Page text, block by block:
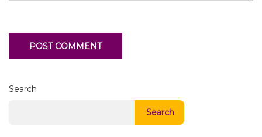
Search
Search